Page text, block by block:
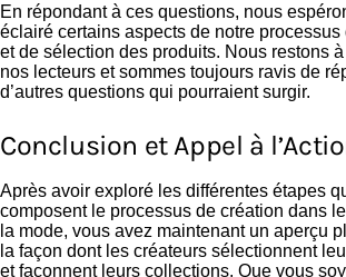
En répondant à ces questions, nous
éclairé certains aspects de notre processus
et de sélection des produits. Nous restons à
nos lecteurs et sommes toujours ravis de
d’autres questions qui pourraient surgir.
Conclusion et Appel à
Après avoir exploré les différentes étapes
composent le processus de création dans
la mode, vous avez maintenant un aperçu
la façon dont les créateurs sélectionnent
et façonnent leurs collections. Que vous